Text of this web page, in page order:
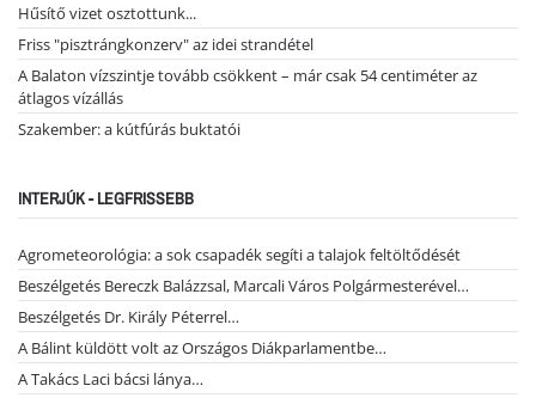
Hűsítő vizet osztottunk...
Friss "pisztrángkonzerv" az idei strandétel
A Balaton vízszintje tovább csökkent – már csak 54 centiméter az
átlagos vízállás
Szakember: a kútfúrás buktatói
INTERJÚK - LEGFRISSEBB
Agrometeorológia: a sok csapadék segíti a talajok feltöltődését
Beszélgetés Bereczk Balázzsal, Marcali Város Polgármesterével…
Beszélgetés Dr. Király Péterrel…
A Bálint küldött volt az Országos Diákparlamentbe…
A Takács Laci bácsi lánya…